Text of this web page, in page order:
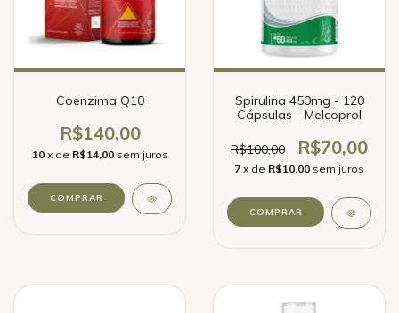
Coenzima Q10
R$140,00
10 x de R$14,00 sem juros
Spirulina 450mg - 120
Cápsulas - Melcoprol
R$100,00 R$70,00
7 x de R$10,00 sem juros